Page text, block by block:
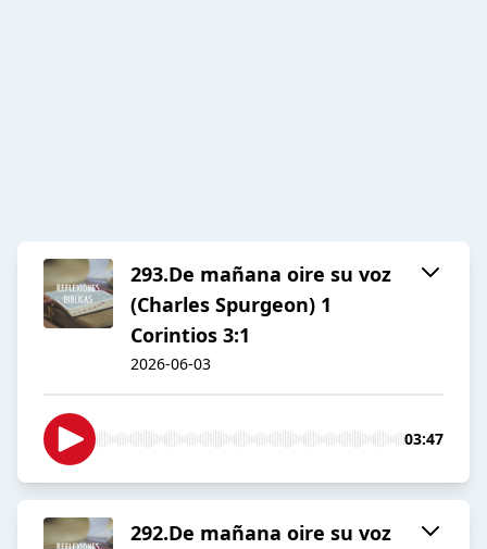
293.De mañana oire su voz
(Charles Spurgeon) 1
Corintios 3:1
2026-06-03
03:47
292.De mañana oire su voz